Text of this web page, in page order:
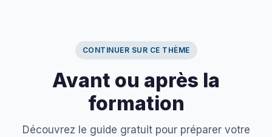
CONTINUER SUR CE THÈME
Avant ou après la
formation
Découvrez le guide gratuit pour préparer votre